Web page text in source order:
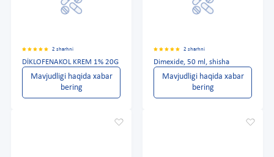
2 sharhni
DİKLOFENAKOL KREM 1% 20G
Mavjudligi haqida xabar
bering
2 sharhni
Dimexide, 50 ml, shisha
Mavjudligi haqida xabar
bering